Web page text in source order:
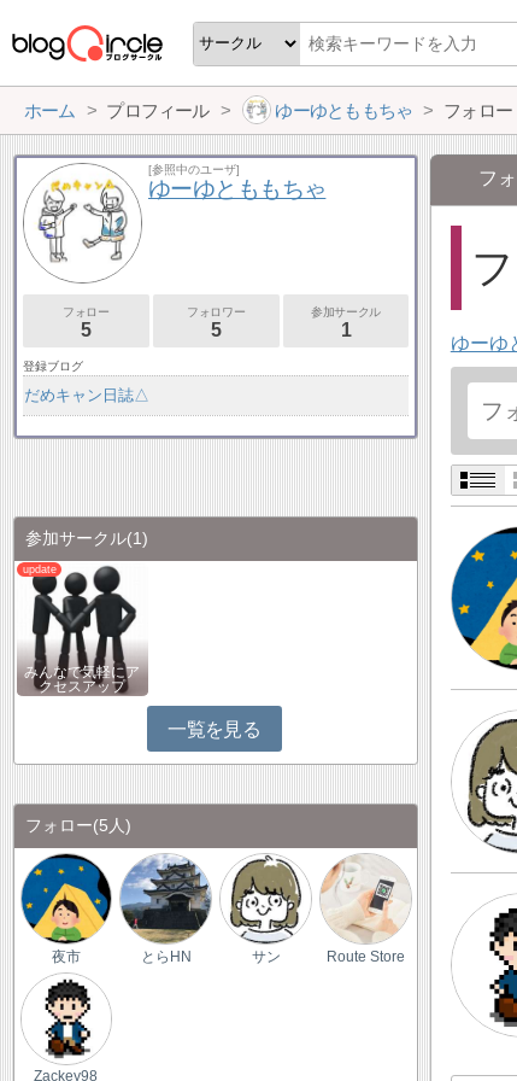
ホーム プロフィール ゆーゆとももちゃ フォロー
フ
ゆーゆ
[参照中のユーザ]
ゆーゆとももちゃ
フォロー
5
フォロワー
5
参加サークル
1
登録ブログ
だめキャン日誌△
参加サークル(1)
みんなで気軽にア
クセスアップ
一覧を見る
フォロー(5人)
夜市 とらHN サン Route Store
Zackey98